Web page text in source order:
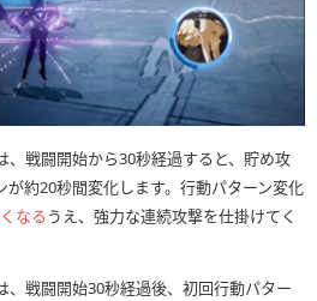
、戦闘開始から30秒経過すると、貯め攻
約20秒間変化します。行動パターン変化
なる うえ、強力な連続攻撃を仕掛けてく
、戦闘開始30秒経過後、初回行動パター